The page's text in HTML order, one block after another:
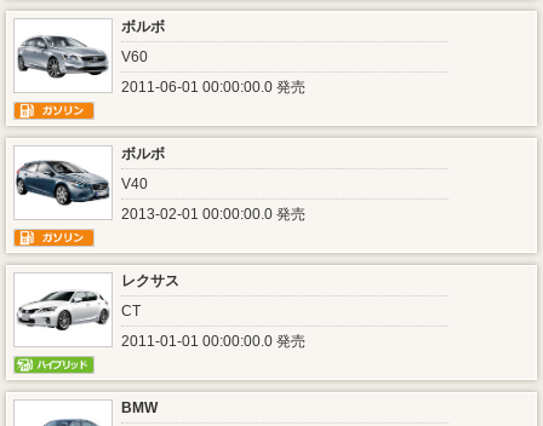
ボルボ
V60
2011-06-01 00:00:00.0 発売
ボルボ
V40
2013-02-01 00:00:00.0 発売
レクサス
CT
2011-01-01 00:00:00.0 発売
BMW